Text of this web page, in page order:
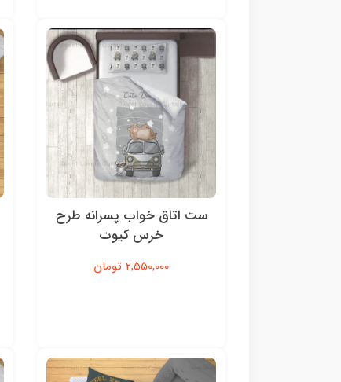
ست اتاق خواب پسرانه طرح
خرس کیوت
2,550,000 تومان